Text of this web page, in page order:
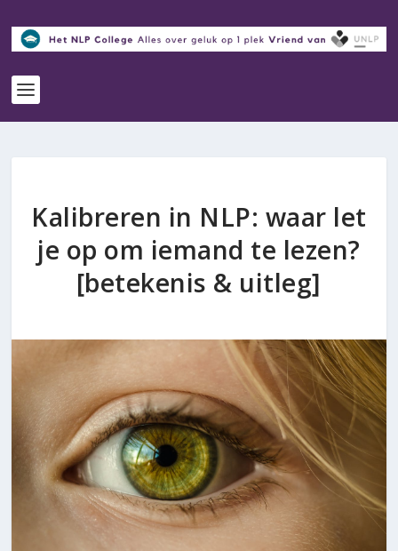
Kalibreren in NLP: waar let
je op om iemand te lezen?
[betekenis & uitleg]